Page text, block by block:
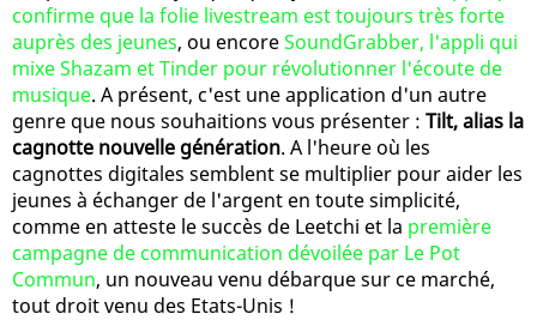
confirme que la folie livestream est toujours très forte
auprès des jeunes, ou encoreSoundGrabber, l'appli qui
mixe Shazam et Tinder pour révolutionner l'écoute de
musique. A présent, c'est une application d'un autre
genre que nous souhaitions vous présenter : Tilt, alias la
cagnotte nouvelle génération. A l'heure où les
cagnottes digitales semblent se multiplier pour aider les
jeunes à échanger de l'argent en toute simplicité,
comme en atteste le succès de Leetchi et la première
campagne de communication dévoilée par Le Pot
Commun, un nouveau venu débarque sur ce marché,
tout droit venu des Etats-Unis !